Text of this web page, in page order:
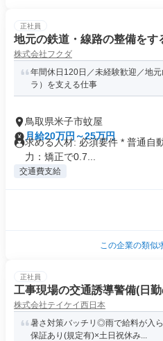
正社員
地元の鉄道・線路の整備をす
株式会社フクダ
年間休日120日／未経験歓迎／地
ラ）を支える仕事
鳥取県米子市蚊屋
月給20万円～25万円
求める人材: 必須要件 * 普通自
力：矯正で0.7...
交通費支給
この企業の類似
正社員
工事現場の交通誘導警備(日
株式会社テイケイ西日本
暑さ対策バッチリ◎雨で給料が入
保証あり(規定有)×土日祝休み...